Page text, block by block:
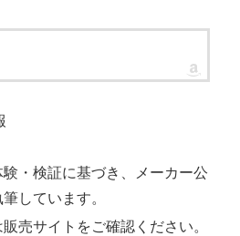
・検証に基づき、メーカー公
しています。
売サイトをご確認ください。